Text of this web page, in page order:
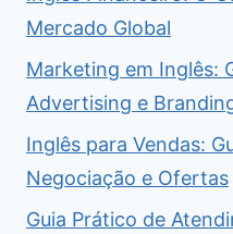
Mercado Global
Marketing em Inglês:
Advertising e
Inglês para Vendas:
Negociação e Ofertas
Guia Prático de